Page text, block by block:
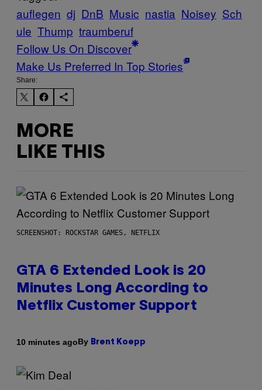
auflegen dj DnB Music nastia Noisey Sch
ule Thump traumberuf
Follow Us On Discover
Make Us Preferred In Top Stories
Share:
MORE
LIKE THIS
SCREENSHOT: ROCKSTAR GAMES, NETFLIX
GTA 6 Extended Look is 20
Minutes Long According to
Netflix Customer Support
10 minutes agoBy Brent Koepp